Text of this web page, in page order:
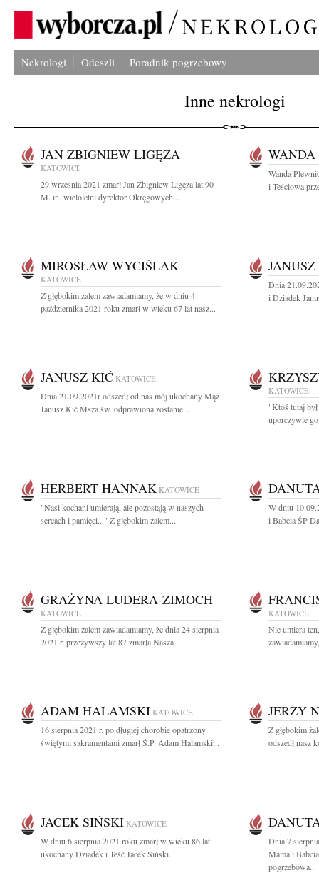
Nekrologi Odeszli Poradnik pogrzebowy
Inne nekrologi
JAN ZBIGNIEW LIGĘZA
KATOWICE
29 września 2021 zmarł Jan Zbigniew Ligęza lat 90
M. in. wieloletni dyrektor Okręgowych...
Wanda
i Teściowa
MIROSŁAW WYCIŚLAK
KATOWICE
Z głębokim żalem zawiadamiamy, że w dniu 4
października 2021 roku zmarł w wieku 67 lat nasz...
Dnia
i Dziadek
JANUSZ KIĆ KATOWICE
Dnia 21.09.2021r odszedł od nas mój ukochany Mąż
Janusz Kić Msza św. odprawiona zostanie...
KATOWICE
"Ktoś tutaj
uporczywie
HERBERT HANNAK KATOWICE
"Nasi kochani umierają, ale pozostają w naszych
sercach i pamięci..." Z głębokim żalem...
W dniu
i Babcia ŚP
GRAŻYNA LUDERA-ZIMOCH
KATOWICE
Z głębokim żalem zawiadamiamy, że dnia 24 sierpnia
2021 r. przeżywszy lat 87 zmarła Nasza...
KATOWICE
Nie umiera
ADAM HALAMSKI KATOWICE
16 sierpnia 2021 r. po długiej chorobie opatrzony
świętymi sakramentami zmarł Ś.P. Adam Halamski...
JERZY
Z głębokim
odszedł nasz
JACEK SIŃSKI KATOWICE
W dniu 6 sierpnia 2021 roku zmarł w wieku 86 lat
ukochany Dziadek i Teść Jacek Siński...
Dnia 7
Mama i
pogrzebowa...